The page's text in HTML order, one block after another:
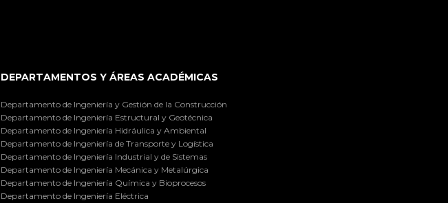
DEPARTAMENTOS Y ÁREAS ACADÉMICAS
Departamento de Ingeniería y Gestión de la Construcción
Departamento de Ingeniería Estructural y Geotécnica
Departamento de Ingeniería Hidráulica y Ambiental
Departamento de Ingeniería de Transporte y Logística
Departamento de Ingeniería Industrial y de Sistemas
Departamento de Ingeniería Mecánica y Metalúrgica
Departamento de Ingeniería Química y Bioprocesos
Departamento de Ingeniería Eléctrica